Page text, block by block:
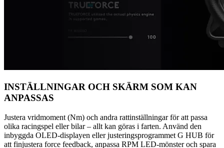
INSTÄLLNINGAR OCH SKÄRM SOM KAN
ANPASSAS
Justera vridmoment (Nm) och andra rattinställningar för att passa
olika racingspel eller bilar – allt kan göras i farten. Använd den
inbyggda OLED-displayen eller justeringsprogrammet G HUB för
att finjustera force feedback, anpassa RPM LED-mönster och spara